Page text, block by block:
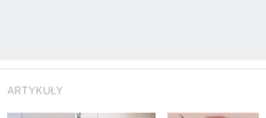
ARTYKUŁY